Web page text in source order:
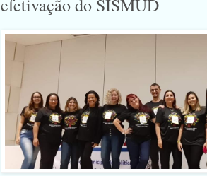
efetivação do SISMUD